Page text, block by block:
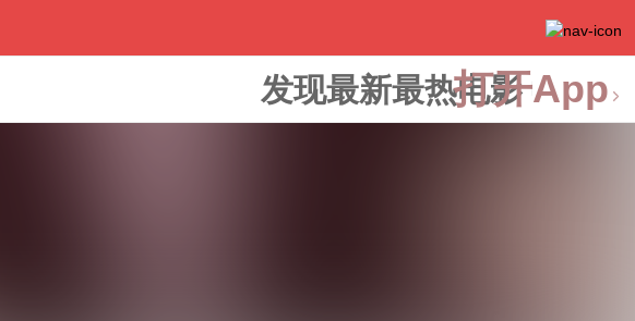
发现最新最热电影打开App